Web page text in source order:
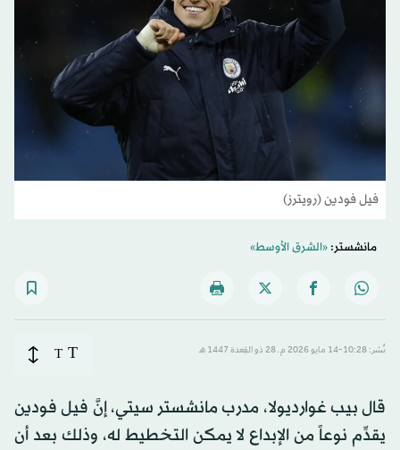
فيل فودين (رويترز)
مانشستر:«الشرق الأوسط»
نُشر: 10:28-14 مايو 2026 م ـ 28 ذو القِعدة 1447 هـ T
T
قال بيب غوارديولا، مدرب مانشستر سيتي، إنَّ فيل فودين
يقدِّم نوعاً من الإبداع لا يمكن التخطيط له، وذلك بعد أن